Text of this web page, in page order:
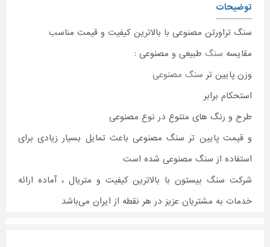
توضیحات
سنگ تراورتن مصنوعی با بالاترین کیفیت و قیمت مناسب
مقایسه سنگ طبیعی و مصنوعی :
وزن پایین تر سنگ مصنوعی
استحکام برابر
طرح و رنگ های متنوع در نوع مصنوعی
و قیمت پایین تر سنگ مصنوعی باعث تمایل بسیار زیادی برای
استفاده از سنگ مصنوعی شده است
شرکت سنگ بیستون با بالاترین کیفیت و متریال ، آماده ارائه
خدمات به مشتریان عزیز در هر نقطه از ایران می‌باشد